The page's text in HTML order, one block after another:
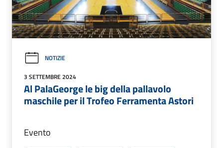
NOTIZIE
3 SETTEMBRE 2024
Al PalaGeorge le big della pallavolo
maschile per il Trofeo Ferramenta Astori
Evento